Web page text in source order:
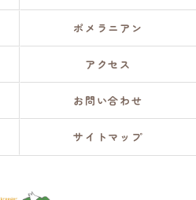
ポメラニアン
アクセス
お問い合わせ
サイトマップ